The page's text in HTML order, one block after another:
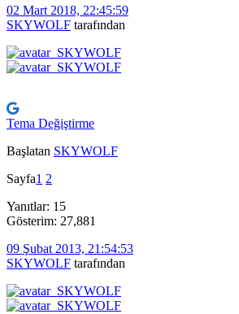
02 Mart 2018, 22:45:59
SKYWOLF tarafından
Tema Değiştirme
Başlatan SKYWOLF
Sayfa1 2
Yanıtlar: 15
Gösterim: 27,881
09 Şubat 2013, 21:54:53
SKYWOLF tarafından